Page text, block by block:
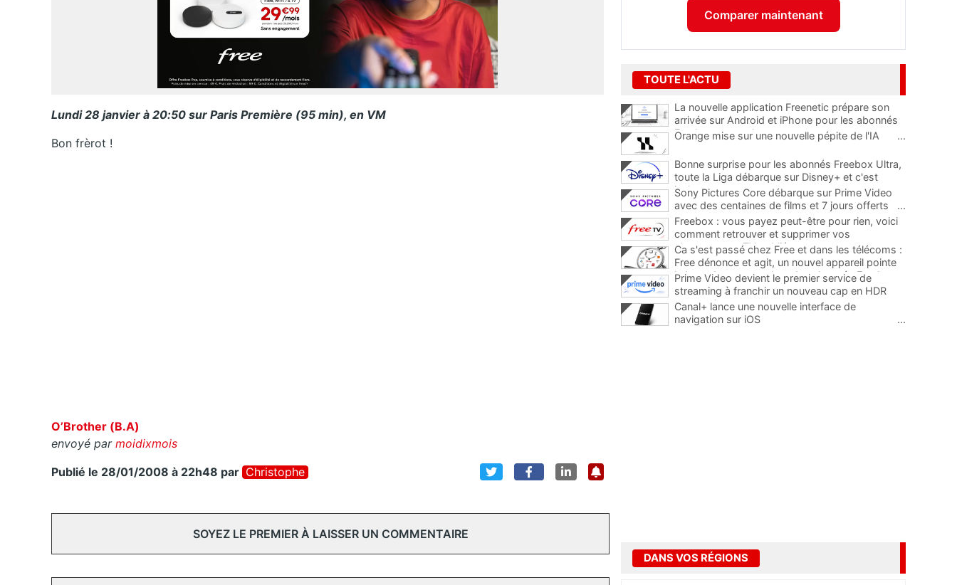
Lundi 28 janvier à 20:50 sur Paris Première (95 min), en VM
Bon frèrot !
O’Brother (B.A)
envoyé par moidixmois
Publié le 28/01/2008 à 22h48 par Christophe
SOYEZ LE PREMIER À LAISSER UN COMMENTAIRE
Comparer maintenant
TOUTE L'ACTU
La nouvelle application Freenetic prépare son
arrivée sur Android et iPhone pour les abonnés
Freebox, testez la
Orange mise sur une nouvelle pépite de l'IA ...
Bonne surprise pour les abonnés Freebox Ultra,
toute la Liga débarque sur Disney+ et c'est
inclus
Sony Pictures Core débarque sur Prime Video
avec des centaines de films et 7 jours offerts
...
Freebox : vous payez peut-être pour rien, voici
comment retrouver et supprimer vos
abonnements TV oubliés
...
Ca s'est passé chez Free et dans les télécoms :
Free dénonce et agit, un nouvel appareil pointe
le bout de son nez chez des abonnés Freebox...
Prime Video devient le premier service de
streaming à franchir un nouveau cap en HDR
avec ce lancement
Canal+ lance une nouvelle interface de
navigation sur iOS
...
DANS VOS RÉGIONS